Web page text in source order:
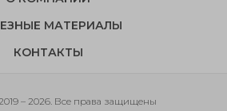
МАТЕРИАЛЫ
КОНТАКТЫ
– 2026. Все права защищены